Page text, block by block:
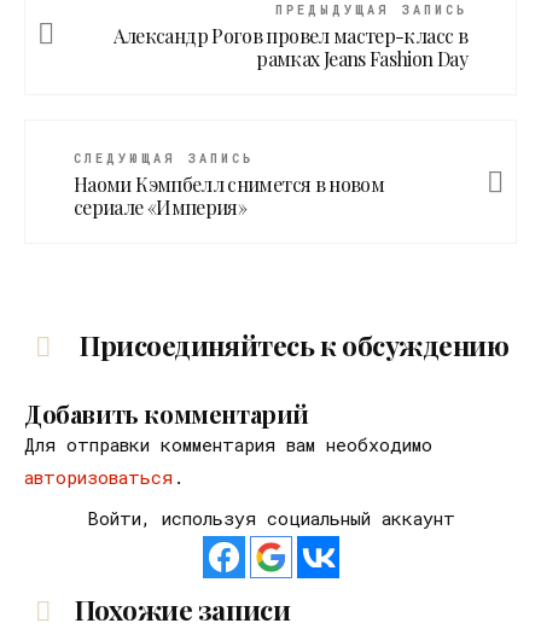
ПРЕДЫДУЩАЯ ЗАПИСЬ
Александр Рогов провел мастер-класс в
рамках Jeans Fashion Day
СЛЕДУЮЩАЯ ЗАПИСЬ
Наоми Кэмпбелл снимется в новом
сериале «Империя»
Присоединяйтесь к обсуждению
Добавить комментарий
Для отправки комментария вам необходимо
авторизоваться .
Войти, используя социальный аккаунт
Похожие записи